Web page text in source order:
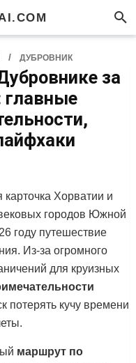
/ ДУБРОВНИК
за
главные
Хорватии и
городов Южной
году путешествие
Из-за огромного
для круизных
потерять кучу времени
маршрут по